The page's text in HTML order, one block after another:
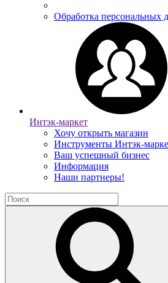
Обработка персональных
Интэк-маркет
Хочу открыть магазин
Инструменты Интэк-
Ваш успешный бизнес
Информация
Наши партнеры!